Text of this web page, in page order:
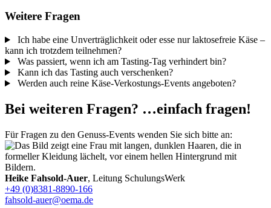
Weitere Fragen
Ich habe eine Unverträglichkeit oder esse nur laktosefreie Käse –
kann ich trotzdem teilnehmen?
Was passiert, wenn ich am Tasting-Tag verhindert bin?
Kann ich das Tasting auch verschenken?
Werden auch reine Käse-Verkostungs-Events angeboten?
Bei weiteren Fragen? …einfach fragen!
Für Fragen zu den Genuss-Events wenden Sie sich bitte an:
Heike Fahsold-Auer, Leitung SchulungsWerk
+49 (0)8381-8890-166
fahsold-auer@oema.de